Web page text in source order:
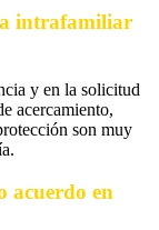
intrafamiliar
y en la solicitud
acercamiento,
son muy
acuerdo en